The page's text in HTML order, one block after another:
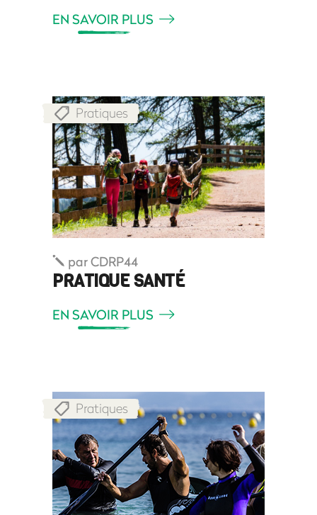
EN SAVOIR PLUS
Pratiques
parCDRP44
PRATIQUE SANTÉ
EN SAVOIR PLUS
Pratiques